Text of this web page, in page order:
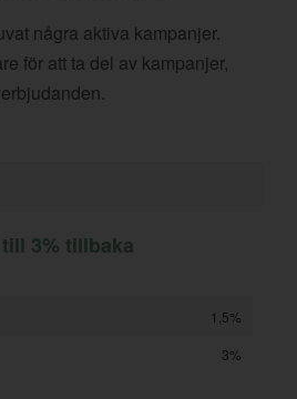
några aktiva kampanjer.
för att ta del av kampanjer,
3% tillbaka
1,5%
3%